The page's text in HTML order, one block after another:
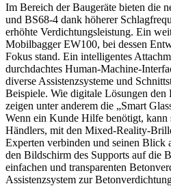
Im Bereich der Baugeräte bieten die
und BS68-4 dank höherer
erhöhte Verdichtungsleistung. Ein
Mobilbagger EW100, bei dessen
Fokus stand. Ein intelligentes
durchdachtes Human-Machine-
diverse Assistenzsysteme und
Beispiele. Wie digitale Lösungen den
zeigen unter anderem die „Smart
Wenn ein Kunde Hilfe benötigt, kann
Händlers, mit den Mixed-Reality-
Experten verbinden und seinen Blick
den Bildschirm des Supports auf die
einfachen und transparenten
Assistenzsystem zur